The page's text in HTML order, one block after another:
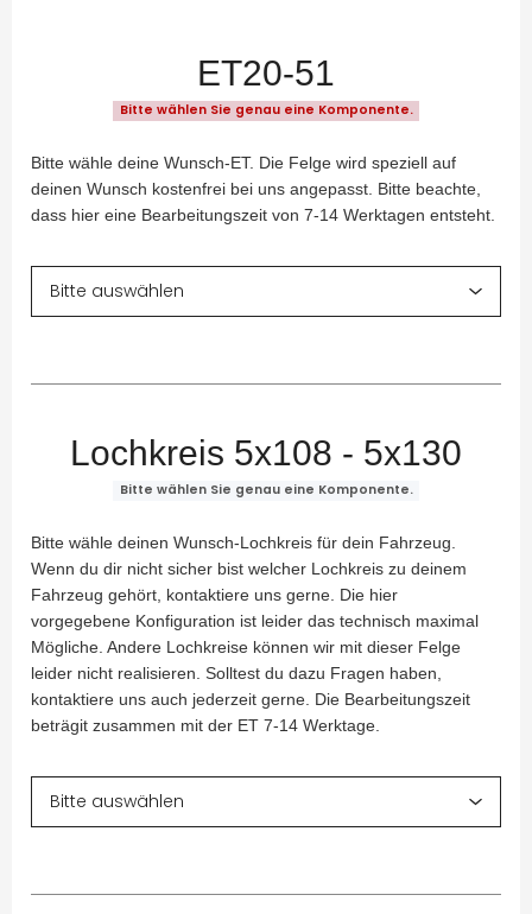
ET20-51
Bitte wählen Sie genau eine Komponente.
Bitte wähle deine Wunsch-ET. Die Felge wird speziell auf
deinen Wunsch kostenfrei bei uns angepasst. Bitte beachte,
dass hier eine Bearbeitungszeit von 7-14 Werktagen entsteht.
Lochkreis 5x108 - 5x130
Bitte wählen Sie genau eine Komponente.
Bitte wähle deinen Wunsch-Lochkreis für dein Fahrzeug.
Wenn du dir nicht sicher bist welcher Lochkreis zu deinem
Fahrzeug gehört, kontaktiere uns gerne. Die hier
vorgegebene Konfiguration ist leider das technisch maximal
Mögliche. Andere Lochkreise können wir mit dieser Felge
leider nicht realisieren. Solltest du dazu Fragen haben,
kontaktiere uns auch jederzeit gerne. Die Bearbeitungszeit
beträgit zusammen mit der ET 7-14 Werktage.